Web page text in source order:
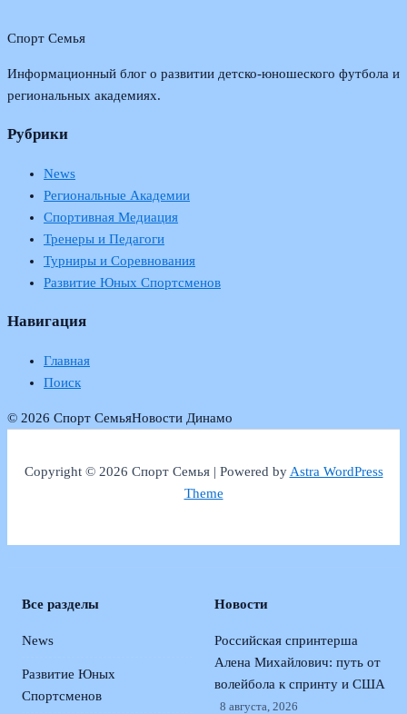
Спорт Семья
Информационный блог о развитии детско-юношеского футбола и
региональных академиях.
Рубрики
News
Региональные Академии
Спортивная Медиация
Тренеры и Педагоги
Турниры и Соревнования
Развитие Юных Спортсменов
Навигация
Главная
Поиск
© 2026 Спорт СемьяНовости Динамо
Copyright © 2026 Спорт Семья | Powered byAstra WordPress
Theme
Все разделы
News
Развитие Юных
Спортсменов
Новости
Российская спринтерша
Алена Михайлович: путь от
волейбола к спринту и США
8 августа, 2026